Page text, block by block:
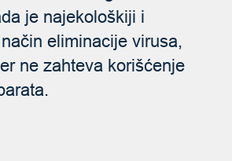
je najekološkiji i
eliminacije virusa,
ne zahteva korišćenje